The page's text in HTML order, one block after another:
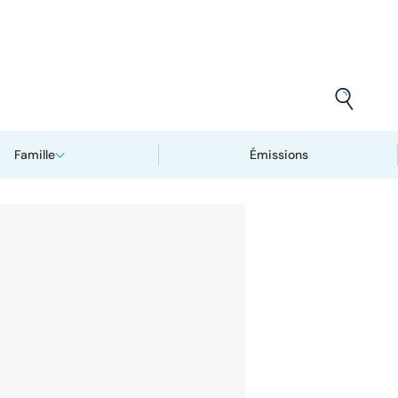
Famille Émissions